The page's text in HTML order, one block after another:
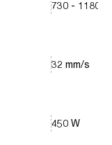
730 - 1180
32 mm/s
450 W